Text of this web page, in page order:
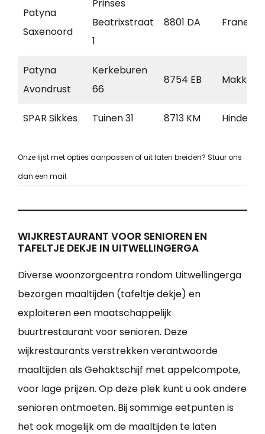
Patyna
Saxenoord
Prinses
Beatrixstraat
1
8801 DA Franeker
Patyna
Avondrust
Kerkeburen
66
8754 EB Makkum
SPAR Sikkes Tuinen 31 8713 KM
Onze lijst met opties aanpassen of uit laten breiden? Stuur ons
dan een mail.
WIJKRESTAURANT VOOR SENIOREN EN
TAFELTJE DEKJE IN UITWELLINGERGA
Diverse woonzorgcentra rondom Uitwellingerga
bezorgen maaltijden (tafeltje dekje) en
exploiteren een maatschappelijk
buurtrestaurant voor senioren. Deze
wijkrestaurants verstrekken verantwoorde
maaltijden als Gehaktschijf met appelcompote,
voor lage prijzen. Op deze plek kunt u ook andere
senioren ontmoeten. Bij sommige eetpunten is
het ook mogelijk om de maaltijden te laten